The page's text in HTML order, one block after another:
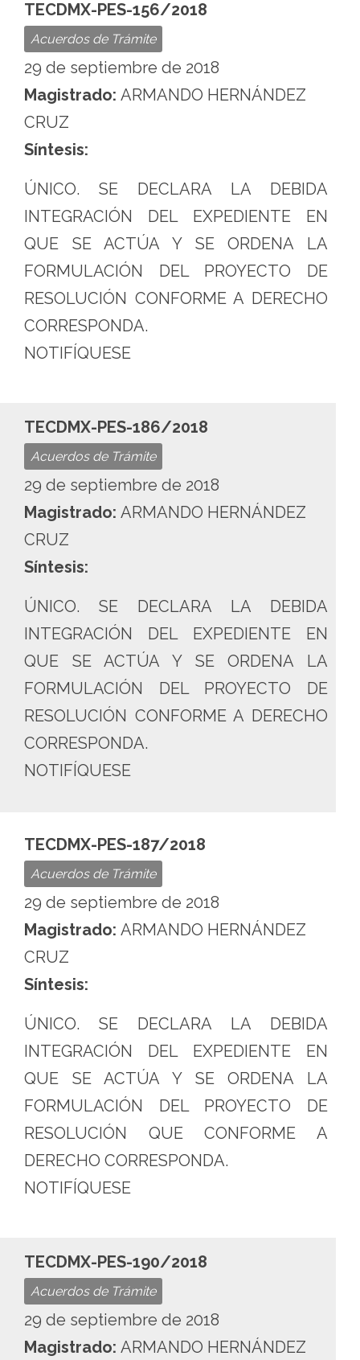
Ciudad
México
TECDMX-PES-156/2018
Acuerdos de Trámite
29 de septiembre de 2018
Magistrado: ARMANDO HERNÁNDEZ
CRUZ
Síntesis:
ÚNICO. SE DECLARA LA DEBIDA
INTEGRACIÓN DEL EXPEDIENTE EN
QUE SE ACTÚA Y SE ORDENA LA
FORMULACIÓN DEL PROYECTO DE
RESOLUCIÓN CONFORME A DERECHO
CORRESPONDA.
NOTIFÍQUESE
TECDMX-PES-186/2018
Acuerdos de Trámite
29 de septiembre de 2018
Magistrado: ARMANDO HERNÁNDEZ
CRUZ
Síntesis:
ÚNICO. SE DECLARA LA DEBIDA
INTEGRACIÓN DEL EXPEDIENTE EN
QUE SE ACTÚA Y SE ORDENA LA
FORMULACIÓN DEL PROYECTO DE
RESOLUCIÓN CONFORME A DERECHO
CORRESPONDA.
NOTIFÍQUESE
TECDMX-PES-187/2018
Acuerdos de Trámite
29 de septiembre de 2018
Magistrado: ARMANDO HERNÁNDEZ
CRUZ
Síntesis:
ÚNICO. SE DECLARA LA DEBIDA
INTEGRACIÓN DEL EXPEDIENTE EN
QUE SE ACTÚA Y SE ORDENA LA
FORMULACIÓN DEL PROYECTO DE
RESOLUCIÓN QUE CONFORME A
DERECHO CORRESPONDA.
NOTIFÍQUESE
TECDMX-PES-190/2018
Acuerdos de Trámite
29 de septiembre de 2018
Magistrado: ARMANDO HERNÁNDEZ